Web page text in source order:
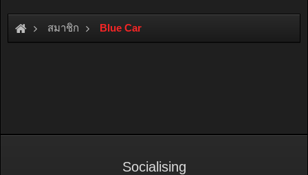
สมาชิก Blue Car
Socialising